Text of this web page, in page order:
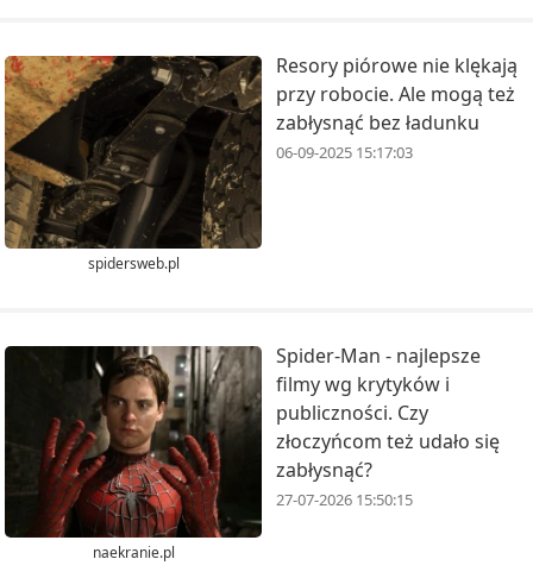
spidersweb.pl
Resory piórowe nie klękają
przy robocie. Ale mogą też
zabłysnąć bez ładunku
06-09-2025 15:17:03
naekranie.pl
Spider-Man - najlepsze
filmy wg krytyków i
publiczności. Czy
złoczyńcom też udało się
zabłysnąć?
27-07-2026 15:50:15